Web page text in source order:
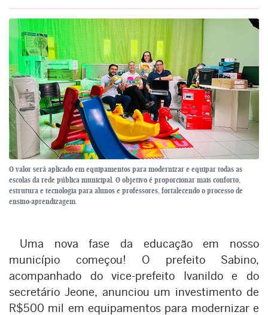
O valor será aplicado em equipamentos para modernizar e equipar todas as
escolas da rede pública municipal. O objetivo é proporcionar mais conforto,
estrutura e tecnologia para alunos e professores, fortalecendo o processo de
ensino-aprendizagem.
Uma nova fase da educação em nosso
município começou! O prefeito Sabino,
acompanhado do vice-prefeito Ivanildo e do
secretário Jeone, anunciou um investimento de
R$500 mil em equipamentos para modernizar e